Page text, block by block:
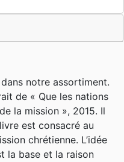
à le découvrir et Le mal
Dieu ? , parus chez le
notre assortiment.
de « Que les nations
la mission », 2015. Il
est consacré au
chrétienne. L’idée
la base et la raison